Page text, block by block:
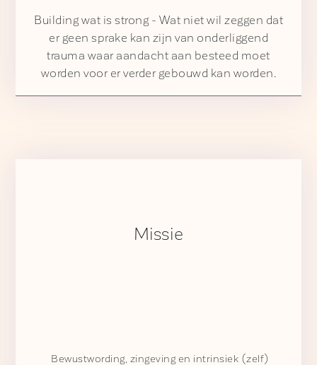
Building wat is strong - Wat niet wil zeggen dat
er geen sprake kan zijn van onderliggend
trauma waar aandacht aan besteed moet
worden voor er verder gebouwd kan worden.
Missie
Bewustwording, zingeving en intrinsiek (zelf)